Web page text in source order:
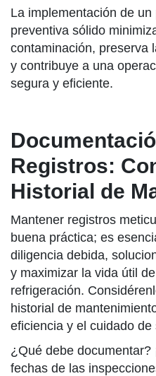
La implementación de
preventiva sólido
contaminación, preserva
y contribuye a una
segura y eficiente.
Registros:
Historial de
Mantener registros
buena práctica; es
diligencia debida,
y maximizar la vida útil
refrigeración.
historial de
eficiencia y el cuidado de
¿Qué debe documentar?
fechas de las